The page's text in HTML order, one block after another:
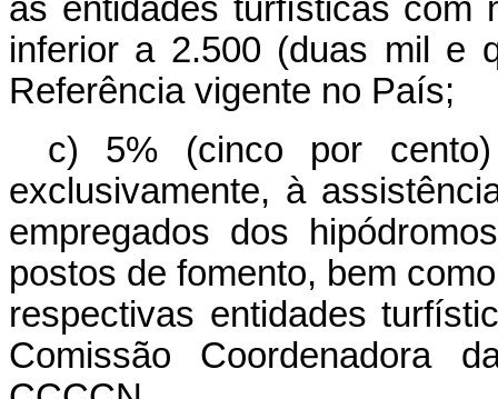
às entidades turfísticas com
inferior a 2.500 (duas mil e
Referência vigente no País;
c) 5% (cinco por
exclusivamente, à
empregados dos
postos de fomento, bem
respectivas entidades
Comissão Coordenadora